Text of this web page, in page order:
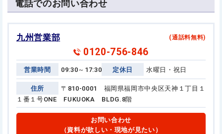
電話でのお問い合わせ
九州営業部
0120-756-846
(通話料無料)
営業時間 09:30～17:30 定休日 水曜日・祝日
住所
〒810-0001 福岡県福岡市中央区天神１丁目１
１番１号ONE FUKUOKA BLDG.8階
お問い合わせ
（資料が欲しい・現地が見たい）